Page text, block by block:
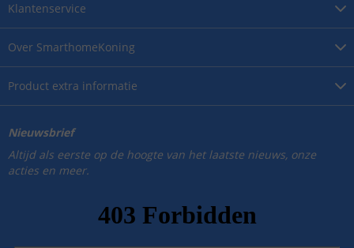
Over SmarthomeKoning
Product extra informatie
Klantenservice
Nieuwsbrief
Altijd als eerste op de hoogte van het laatste nieuws, onze
acties en meer.